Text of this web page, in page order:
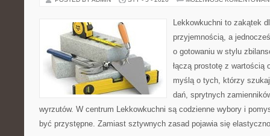
Lekkowkuchni to zakątek
przyjemnością, a
o gotowaniu w stylu
łączą prostotę z wartością
myślą o tych, którzy
dań, sprytnych
wyrzutów. W centrum Lekkowkuchni są codzienne wybory i
być przystępne. Zamiast sztywnych zasad pojawia się